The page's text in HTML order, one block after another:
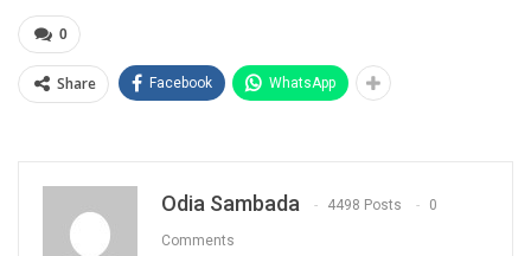
0
Share Facebook WhatsApp
Odia Sambada 4498 Posts 0
Comments